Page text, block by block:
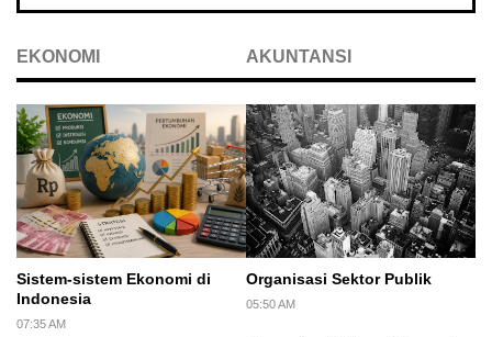
EKONOMI
Sistem-sistem Ekonomi di
Indonesia
07:35 AM
AKUNTANSI
Organisasi Sektor Publik
05:50 AM